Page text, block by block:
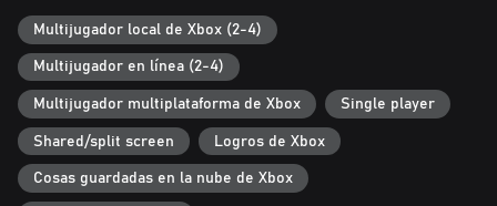
Multijugador local de Xbox (2-4)
Multijugador en línea (2-4)
Multijugador multiplataforma de Xbox Single player
Shared/split screen Logros de Xbox
Cosas guardadas en la nube de Xbox